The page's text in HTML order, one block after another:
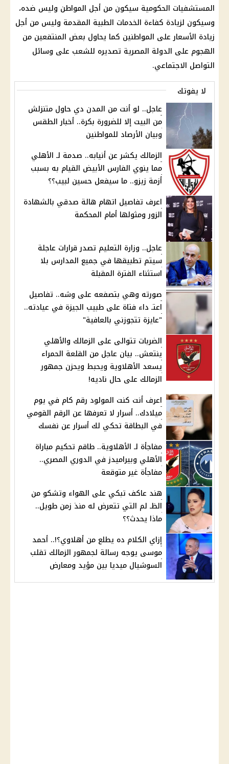
المستشفيات الحكومية سيكون من أجل المواطن وليس ضده،
وسيكون لزيادة كفاءة الخدمات الطبية المقدمة وليس من أجل
زيادة الأسعار على المواطنين كما يحاول بعض المنتفعين من
الهجوم على الدولة المصرية تصديره للشعب على وسائل
التواصل الاجتماعي.
لا يفوتك
عاجل.. لو أنت من المدن دي حاول متنزلش
من البيت إلا للضرورة بكرة.. أخبار الطقس
وبيان الأرصاد للمواطنين
الزمالك يكشر عن أنيابه.. صدمة لـ الأهلي
مما ينوي الفارس الأبيض القيام به بسبب
أزمة زيزو.. ما سيفعل حسين لبيب؟؟
اعرف تفاصيل اتهام هالة صدقي بالشهادة
الزور ومثولها أمام المحكمة
عاجل.. وزارة التعليم تصدر قرارات عاجلة
سيتم تطبيقها في جميع المدارس بلا
استثناء الفترة المقبلة
صورته وهي بتصفعه على وشه.. تفاصيل
اعتـ داء فتاة على طبيب الجيزة في عيادته..
"عايزة تتجوزني بالعافية"
الضربات تتوالى على الزمالك والأهلي
ينتعش.. بيان عاجل من القلعة الحمراء
يسعد الأهلاوية ويحبط ويحزن جمهور
الزمالك على حال ناديه!
اعرف أنت كنت المولود رقم كام في يوم
ميلادك.. أسرار لا تعرفها عن الرقم القومي
في البطاقة تحكي لك أسرار عن نفسك
مفاجأة لـ الأهلاوية.. طاقم تحكيم مباراة
الأهلي وبيراميدز في الدوري المصري..
مفاجأة غير متوقعة
هند عاكف تبكي على الهواء وتشكو من
الظـ لم التي تتعرض له منذ زمن طويل..
ماذا يحدث؟؟
إزاي الكلام ده يطلع من أهلاوي؟!.. أحمد
موسى يوجه رسالة لجمهور الزمالك تقلب
السوشيال ميديا بين مؤيد ومعارض